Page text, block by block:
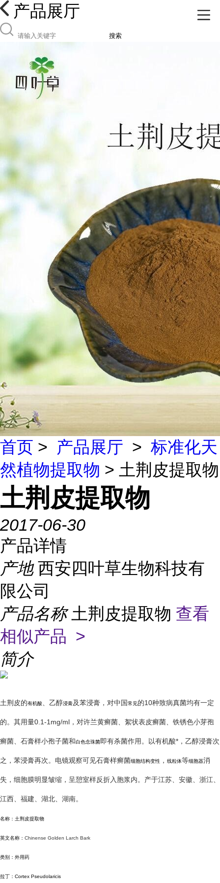
产品展厅
搜索
首页 > 产品展厅 > 标准化天
然植物提取物 > 土荆皮提取物
土荆皮提取物
2017-06-30
产品详情
产地 西安四叶草生物科技有
限公司
产品名称土荆皮提取物 查看
相似产品 >
简介
土荆皮的有机酸 、乙醇浸膏及苯浸膏，对中国常见的10种致病真菌均有一定
的。其用量0.1-1mg/ml，对许兰黄癣菌、絮状表皮癣菌、铁锈色小芽孢
癣菌、石膏样小孢子菌和白色念珠菌即有杀菌作用。以有机酸*，乙醇浸膏次
之，苯浸膏再次。电镜观察可见石膏样癣菌细胞结构变性 ， 线粒体等细胞器消
失，细胞膜明显皱缩，呈憩室样反折入胞浆内。产于江苏、安徽、浙江、
江西、福建、湖北、湖南。
名称：土荆皮提取物
英文名称： Chinense Golden Larch Bark
类别：外用药
拉丁： Cortex Pseudolaricis